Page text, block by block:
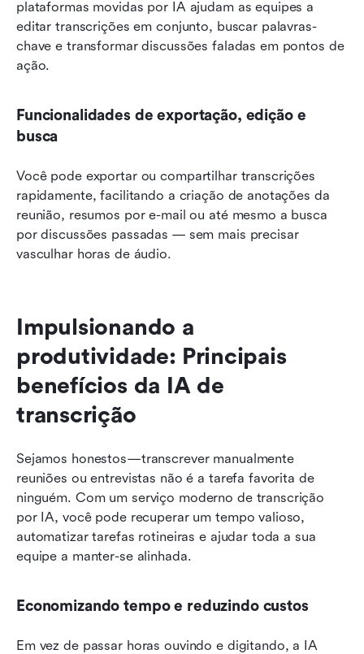
plataformas movidas por IA ajudam as equipes a
editar transcrições em conjunto, buscar palavras-
chave e transformar discussões faladas em pontos de
ação.
Funcionalidades de exportação, edição e
busca
Você pode exportar ou compartilhar transcrições
rapidamente, facilitando a criação de anotações da
reunião, resumos por e-mail ou até mesmo a busca
por discussões passadas — sem mais precisar
vasculhar horas de áudio.
Impulsionando a
produtividade: Principais
benefícios da IA de
transcrição
Sejamos honestos—transcrever manualmente
reuniões ou entrevistas não é a tarefa favorita de
ninguém. Com um serviço moderno de transcrição
por IA, você pode recuperar um tempo valioso,
automatizar tarefas rotineiras e ajudar toda a sua
equipe a manter-se alinhada.
Economizando tempo e reduzindo custos
Em vez de passar horas ouvindo e digitando, a IA